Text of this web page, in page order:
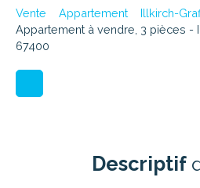
Vente Appartement
Illkirch-
Appartement à vendre, 3 pièces -
67400
Descriptif